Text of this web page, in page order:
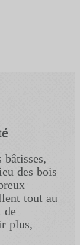
bâtisses,
des bois
tout au
de
plus,